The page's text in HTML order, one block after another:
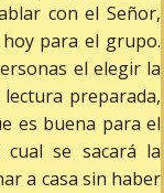
con el Señor,
para el grupo.
el elegir la
preparada,
es buena para el
se sacará la
a casa sin haber